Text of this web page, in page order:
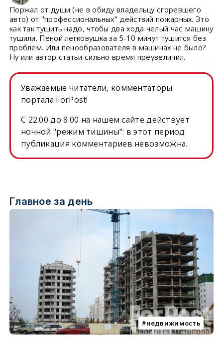
Поржал от души (не в обиду владельцу сгоревшего
авто) от "профессиональных" действий пожарных. Это
как так тушить надо, чтобы два хода челый час машину
тушили. Пеной легковушка за 5-10 минут тушится без
проблем. Или пенообразователя в машинах не было?
Ну или автор статьи сильно время преувеличил.
Уважаемые читатели, комментаторы
портала ForPost!
C 22.00 до 8.00 на нашем сайте действует
ночной "режим тишины": в этот период
публикация комментариев невозможна.
Главное за день
недвижимость